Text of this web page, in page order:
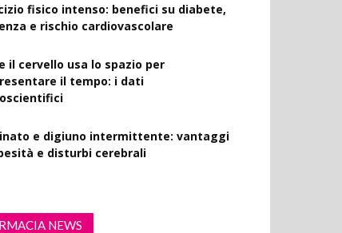
fisico intenso: benefici su diabete,
e rischio cardiovascolare
il cervello usa lo spazio per
il tempo: i dati
e digiuno intermittente: vantaggi
e disturbi cerebrali
NEWS